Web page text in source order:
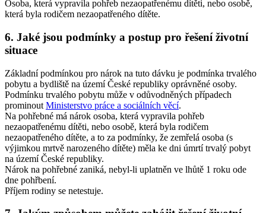
Osoba, která vypravila pohřeb nezaopatřenému dítěti, nebo osobě,
která byla rodičem nezaopatřeného dítěte.
6. Jaké jsou podmínky a postup pro řešení životní
situace
Základní podmínkou pro nárok na tuto dávku je podmínka trvalého
pobytu a bydliště na území České republiky oprávněné osoby.
Podmínku trvalého pobytu může v odůvodněných případech
prominout Ministerstvo práce a sociálních věcí.
Na pohřebné má nárok osoba, která vypravila pohřeb
nezaopatřenému dítěti, nebo osobě, která byla rodičem
nezaopatřeného dítěte, a to za podmínky, že zemřelá osoba (s
výjimkou mrtvě narozeného dítěte) měla ke dni úmrtí trvalý pobyt
na území České republiky.
Nárok na pohřebné zaniká, nebyl-li uplatněn ve lhůtě 1 roku ode
dne pohřbení.
Příjem rodiny se netestuje.